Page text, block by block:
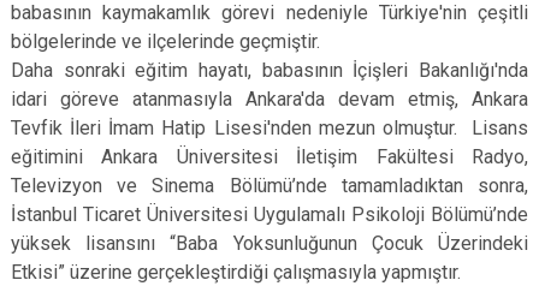
babasının kaymakamlık görevi nedeniyle Türkiye'nin çeşitli
bölgelerinde ve ilçelerinde geçmiştir.
Daha sonraki eğitim hayatı, babasının İçişleri Bakanlığı'nda
idari göreve atanmasıyla Ankara'da devam etmiş, Ankara
Tevfik İleri İmam Hatip Lisesi'nden mezun olmuştur. Lisans
eğitimini Ankara Üniversitesi İletişim Fakültesi Radyo,
Televizyon ve Sinema Bölümü’nde tamamladıktan sonra,
İstanbul Ticaret Üniversitesi Uygulamalı Psikoloji Bölümü’nde
yüksek lisansını “Baba Yoksunluğunun Çocuk Üzerindeki
Etkisi” üzerine gerçekleştirdiği çalışmasıyla yapmıştır.